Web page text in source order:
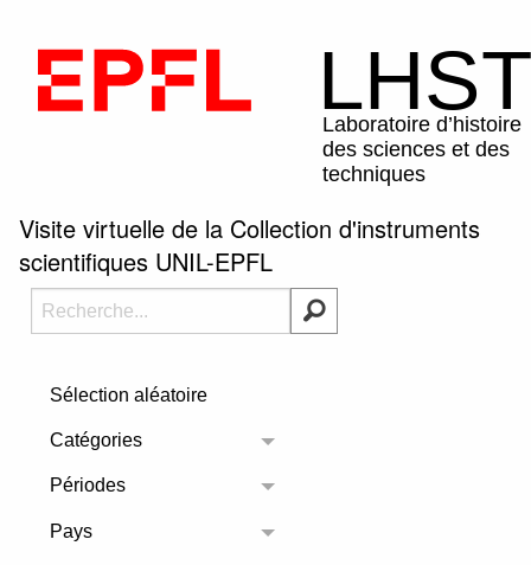
Visite virtuelle de la Collection d'instruments
scientifiques UNIL-EPFL
Sélection aléatoire
Catégories
Toggle menu
Périodes
Toggle menu
Pays
Toggle menu